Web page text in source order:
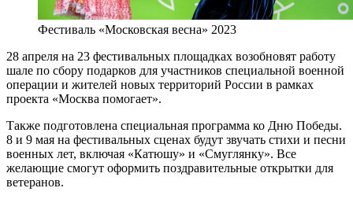
Фестиваль «Московская весна» 2023
28 апреля на 23 фестивальных площадках возобновят работу
шале по сбору подарков для участников специальной военной
операции и жителей новых территорий России в рамках
проекта «Москва помогает».
Также подготовлена специальная программа ко Дню Победы.
8 и 9 мая на фестивальных сценах будут звучать стихи и песни
военных лет, включая «Катюшу» и «Смуглянку». Все
желающие смогут оформить поздравительные открытки для
ветеранов.